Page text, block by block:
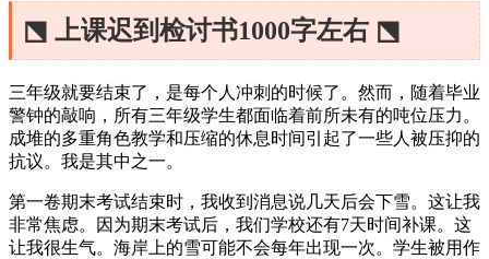
⬔ 上课迟到检讨书1000字左右 ⬔
三年级就要结束了，是每个人冲刺的时候了。然而，随着毕业
警钟的敲响，所有三年级学生都面临着前所未有的吨位压力。
成堆的多重角色教学和压缩的休息时间引起了一些人被压抑的
抗议。我是其中之一。
第一卷期末考试结束时，我收到消息说几天后会下雪。这让我
非常焦虑。因为期末考试后，我们学校还有7天时间补课。这
让我很生气。海岸上的雪可能不会每年出现一次。学生被用作